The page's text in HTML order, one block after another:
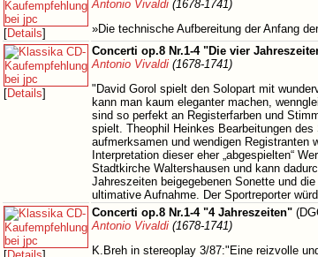
[Details]
Antonio Vivaldi (1678-1741)
»Die technische Aufbereitung der Anfang
[Details]
Concerti op.8 Nr.1-4 "Die vier
Antonio Vivaldi (1678-1741)
"David Gorol spielt den Solopart mit
kann man kaum eleganter machen,
sind so perfekt an Registerfarben und
spielt. Theophil Heinkes Bearbeitungen
aufmerksamen und wendigen Registranten
Interpretation dieser eher „abgespielten“
Stadtkirche Waltershausen und kann
Jahreszeiten beigegebenen Sonette und
ultimative Aufnahme. Der Sportreporter
Concerti op.8 Nr.1-4 "4 Jahreszeiten"
Antonio Vivaldi (1678-1741)
K.Breh in stereoplay 3/87:"Eine reizvolle